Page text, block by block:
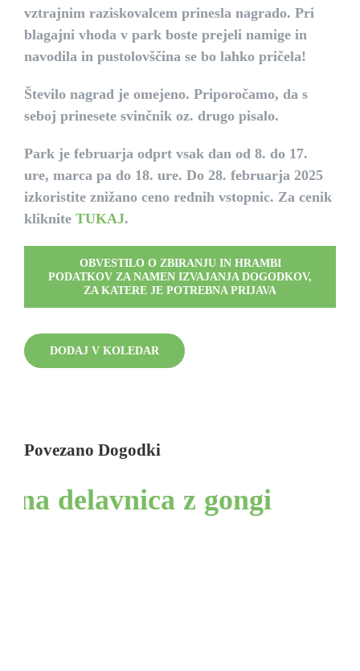
vztrajnim raziskovalcem prinesla nagrado. Pri
blagajni vhoda v park boste prejeli namige in
navodila in pustolovščina se bo lahko pričela!
Število nagrad je omejeno. Priporočamo, da s
seboj prinesete svinčnik oz. drugo pisalo.
Park je februarja odprt vsak dan od 8. do 17.
ure, marca pa do 18. ure. Do 28. februarja 2025
izkoristite znižano ceno rednih vstopnic. Za cenik
kliknite TUKAJ.
OBVESTILO O ZBIRANJU IN HRAMBI
PODATKOV ZA NAMEN IZVAJANJA DOGODKOV,
ZA KATERE JE POTREBNA PRIJAVA
DODAJ V KOLEDAR
Povezano Dogodki